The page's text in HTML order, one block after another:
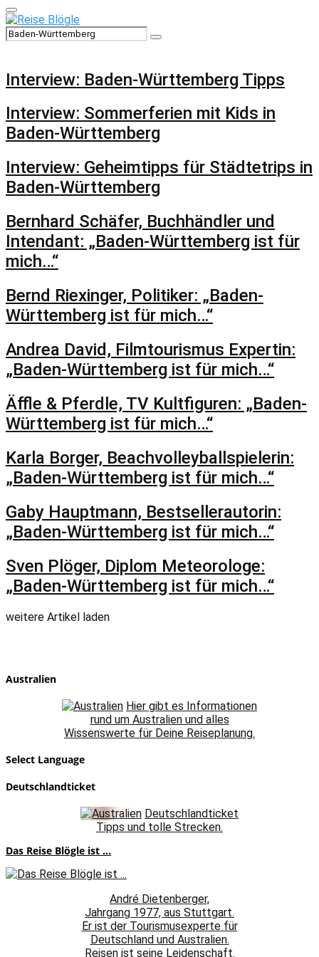
Primary
Menu
Search
for:
Search
Interview: Baden-Württemberg Tipps
Interview: Sommerferien mit Kids in
Baden-Württemberg
Interview: Geheimtipps für Städtetrips in
Baden-Württemberg
Bernhard Schäfer, Buchhändler und
Intendant: „Baden-Württemberg ist für
mich…“
Bernd Riexinger, Politiker: „Baden-
Württemberg ist für mich…“
Andrea David, Filmtourismus Expertin:
„Baden-Württemberg ist für mich…“
Äffle & Pferdle, TV Kultfiguren: „Baden-
Württemberg ist für mich…“
Karla Borger, Beachvolleyballspielerin:
„Baden-Württemberg ist für mich…“
Gaby Hauptmann, Bestsellerautorin:
„Baden-Württemberg ist für mich…“
Sven Plöger, Diplom Meteorologe:
„Baden-Württemberg ist für mich…“
weitere Artikel laden
Australien
Hier gibt es Informationen
rund um Australien und alles
Wissenswerte für Deine Reiseplanung.
Select Language
Deutschlandticket
Deutschlandticket
Tipps und tolle Strecken.
Das Reise Blögle ist ...
André Dietenberger,
Jahrgang 1977, aus Stuttgart.
Er ist der Tourismusexperte für
Deutschland und Australien.
Reisen ist seine Leidenschaft.